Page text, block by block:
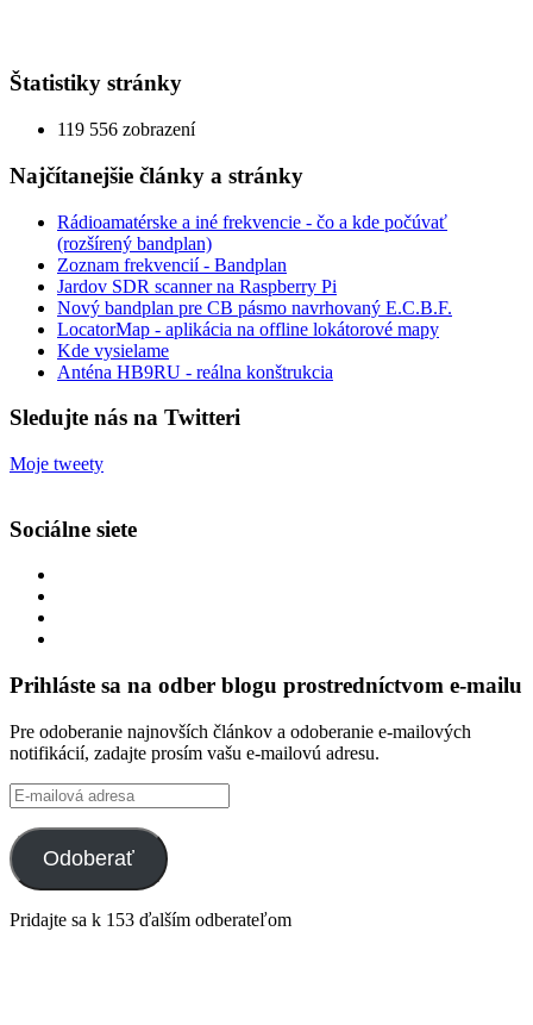
Štatistiky stránky
119 556 zobrazení
Najčítanejšie články a stránky
Rádioamatérske a iné frekvencie - čo a kde počúvať
(rozšírený bandplan)
Zoznam frekvencií - Bandplan
Jardov SDR scanner na Raspberry Pi
Nový bandplan pre CB pásmo navrhovaný E.C.B.F.
LocatorMap - aplikácia na offline lokátorové mapy
Kde vysielame
Anténa HB9RU - reálna konštrukcia
Sledujte nás na Twitteri
Moje tweety
Sociálne siete
Twitter
na
tekkoooo
YouTube
Prihláste sa na odber blogu prostredníctvom e-mailu
Pre odoberanie najnovších článkov a odoberanie e-mailových
notifikácií, zadajte prosím vašu e-mailovú adresu.
E-
mailová
adresa
Odoberať
Pridajte sa k 153 ďalším odberateľom